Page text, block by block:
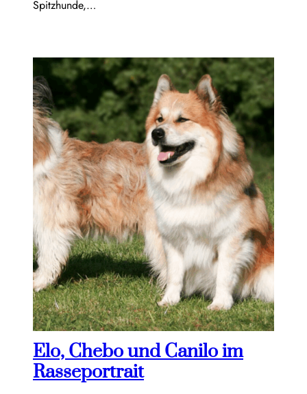
Spitzhunde,…
Elo, Chebo und Canilo im
Rasseportrait